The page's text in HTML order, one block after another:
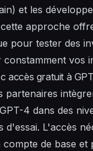
et les
approche
pour tester des
constamment vos
accès gratuit à
partenaires
4 dans des
d'essai. L'accès
compte de base